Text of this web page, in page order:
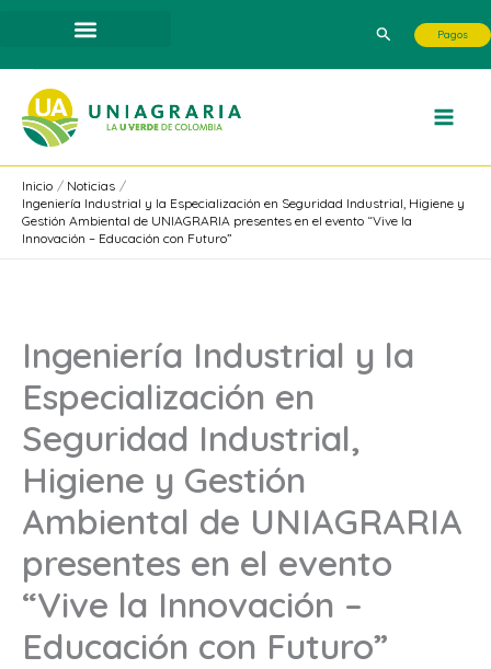
contenido
Buscar Pagos
Inicio
Noticias
Ingeniería Industrial y la Especialización en Seguridad Industrial, Higiene y
Gestión Ambiental de UNIAGRARIA presentes en el evento “Vive la
Innovación – Educación con Futuro”
Ingeniería Industrial y la
Especialización en
Seguridad Industrial,
Higiene y Gestión
Ambiental de UNIAGRARIA
presentes en el evento
“Vive la Innovación –
Educación con Futuro”